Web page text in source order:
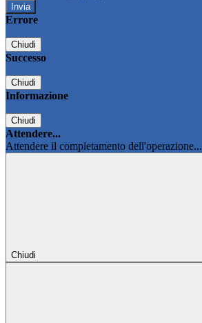
Errore
Chiudi
Successo
Chiudi
Informazione
Chiudi
Attendere...
Attendere il completamento dell'operazione...
Chiudi